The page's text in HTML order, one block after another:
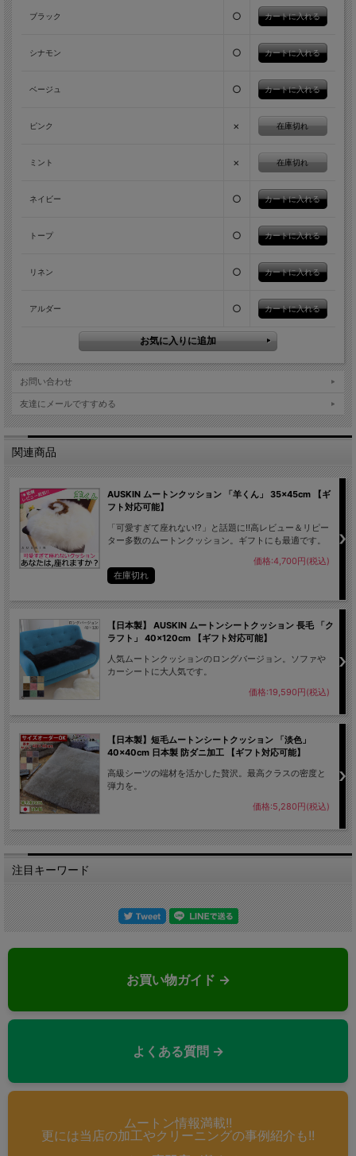
ブラック ○
シナモン ○
ベージュ ○
ピンク × 在庫切れ
ミント × 在庫切れ
ネイビー ○
トープ ○
リネン ○
アルダー ○
お問い合わせ
友達にメールですすめる
関連商品
AUSKIN ムートンクッション 「羊くん」 35×45cm 【ギ
フト対応可能】
「可愛すぎて座れない!?」と話題に!!高レビュー＆リピー
ター多数のムートンクッション。ギフトにも最適です。
価格:4,700円(税込)
在庫切れ
【日本製】 AUSKIN ムートンシートクッション 長毛 「ク
ラフト」 40×120cm 【ギフト対応可能】
人気ムートンクッションのロングバージョン。ソファや
カーシートに大人気です。
価格:19,590円(税込)
【日本製】短毛ムートンシートクッション 「淡色」
40×40cm 日本製 防ダニ加工 【ギフト対応可能】
高級シーツの端材を活かした贅沢。最高クラスの密度と
弾力を。
価格:5,280円(税込)
注目キーワード
お買い物ガイド →
よくある質問 →
ムートン情報満載!!
更には当店の加工やクリーニングの事例紹介も!!